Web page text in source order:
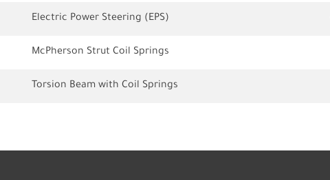
Electric Power Steering (EPS)
McPherson Strut Coil Springs
Torsion Beam with Coil Springs